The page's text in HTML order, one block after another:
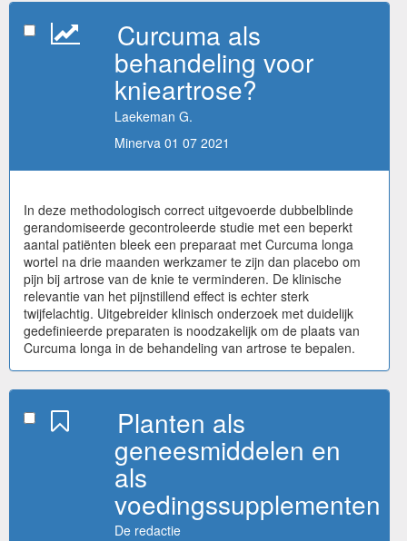
Curcuma als
behandeling voor
knieartrose?
Laekeman G.
Minerva 01 07 2021
In deze methodologisch correct uitgevoerde dubbelblinde
gerandomiseerde gecontroleerde studie met een beperkt
aantal patiënten bleek een preparaat met Curcuma longa
wortel na drie maanden werkzamer te zijn dan placebo om
pijn bij artrose van de knie te verminderen. De klinische
relevantie van het pijnstillend effect is echter sterk
twijfelachtig. Uitgebreider klinisch onderzoek met duidelijk
gedefinieerde preparaten is noodzakelijk om de plaats van
Curcuma longa in de behandeling van artrose te bepalen.
Planten als
geneesmiddelen en
als
voedingssupplementen
De redactie